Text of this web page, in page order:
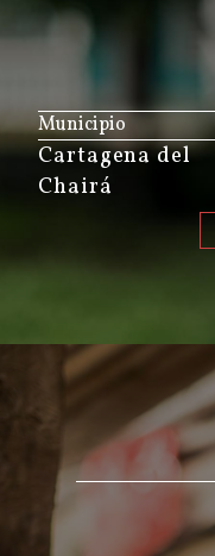
Municipio
Cartagena del
Chairá